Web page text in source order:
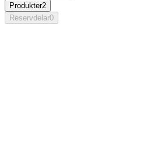
Produkter2
Reservdelar0